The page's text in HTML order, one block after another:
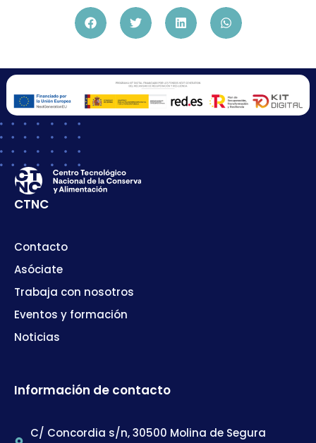
CTNC
Contacto
Asóciate
Trabaja con nosotros
Eventos y formación
Noticias
Información de contacto
C/ Concordia s/n, 30500 Molina de Segura